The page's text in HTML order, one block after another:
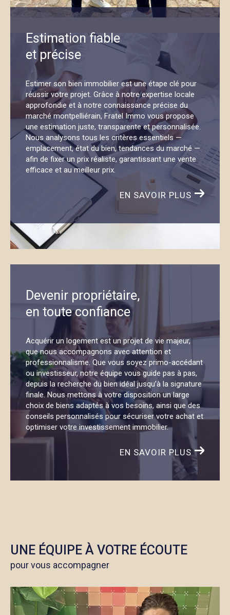
Immo est à votre écoute. Notre siège est situé à
l’ensemble de Montpellier et ses environs.
pouvez nous joindre par téléphone au
06 67 52 60
ou nous écrire à l’adresse
agence@fratel-
immo.com . Que vous souhaitiez vendre, acheter ou
tout simplement obtenir des conseils fiables, vous
êtes les bienvenus.
Estimation fiable
et précise
Estimer son bien immobilier est une étape clé pour
réussir votre projet. Grâce à notre expertise locale
approfondie et à notre connaissance précise du
marché montpelliérain, Fratel Immo vous propose
une estimation juste, transparente et personnalisée.
Nous analysons tous les critères essentiels —
emplacement, état du bien, tendances du marché —
afin de fixer un prix réaliste, garantissant une vente
efficace et au meilleur prix.
EN SAVOIR PLUS
Devenir propriétaire,
en toute confiance
Acquérir un logement est un projet de vie majeur,
que nous accompagnons avec attention et
professionnalisme. Que vous soyez primo-accédant
ou investisseur, notre équipe vous guide pas à pas,
depuis la recherche du bien idéal jusqu’à la signature
finale. Nous mettons à votre disposition un large
choix de biens adaptés à vos besoins, ainsi que des
conseils personnalisés pour sécuriser votre achat et
optimiser votre investissement immobilier.
EN SAVOIR PLUS
UNE ÉQUIPE À VOTRE ÉCOUTE
pour vous accompagner